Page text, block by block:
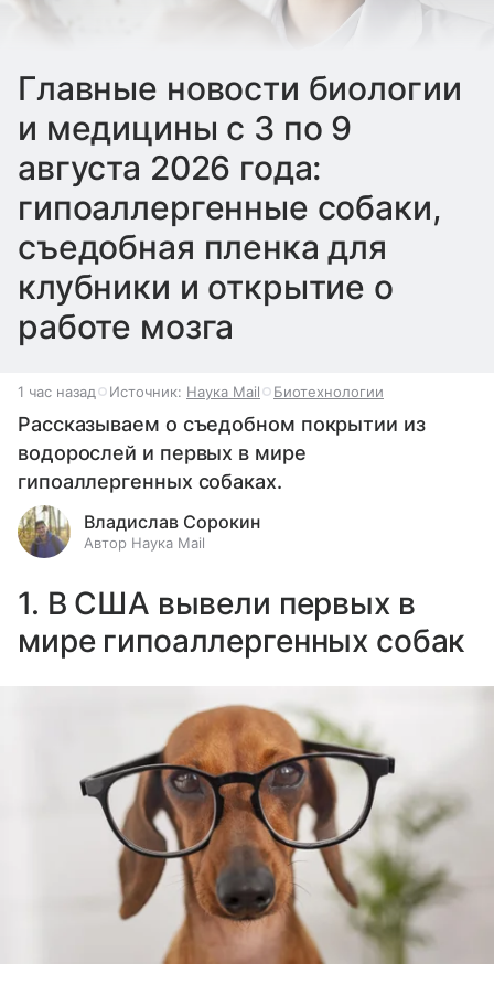
Главные новости биологии
и медицины с 3 по 9
августа 2026 года:
гипоаллергенные собаки,
съедобная пленка для
клубники и открытие о
работе мозга
1 час назад Источник: Наука Mail Биотехнологии
Рассказываем о съедобном покрытии из
водорослей и первых в мире
гипоаллергенных собаках.
Владислав Сорокин
Автор Наука Mail
1. В США вывели первых в
мире гипоаллергенных собак